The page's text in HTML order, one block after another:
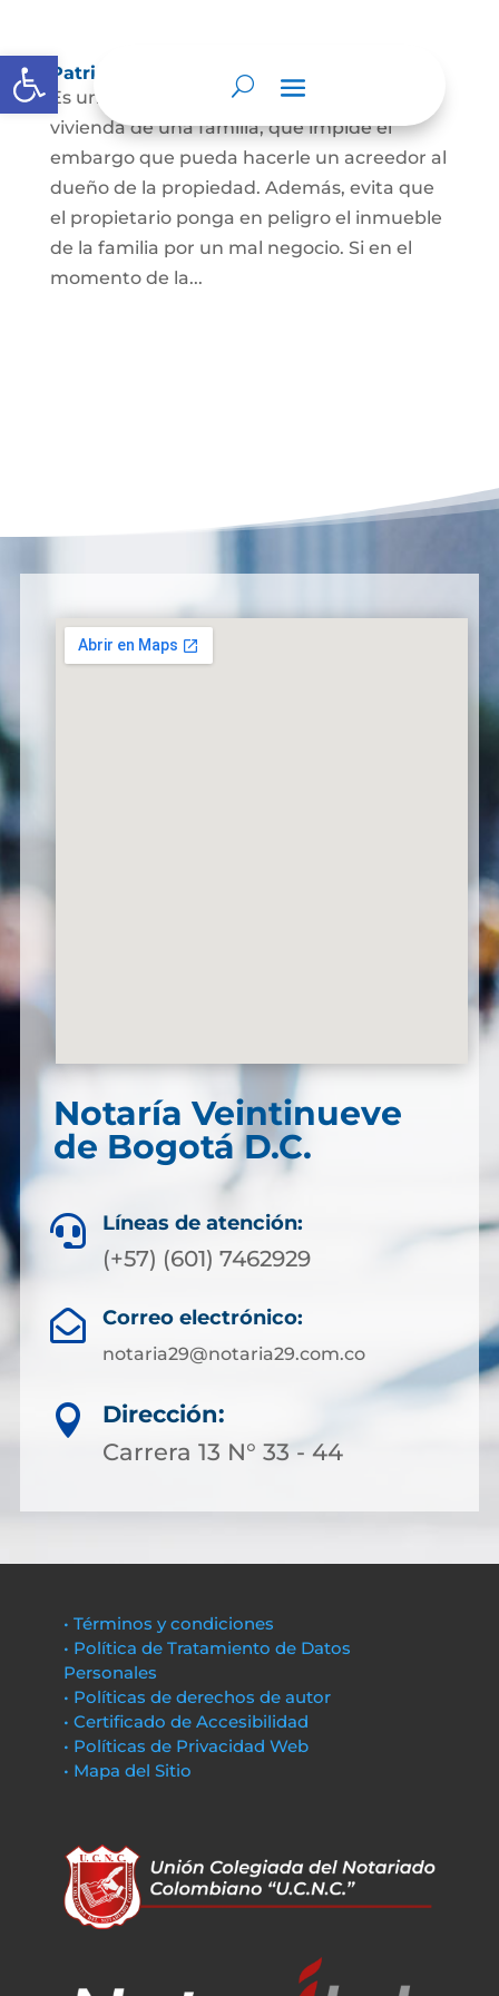
Abrir barra de herramientas
Patrimonio de familia inembargable
Es una clase especial de protección de la
vivienda de una familia, que impide el
embargo que pueda hacerle un acreedor al
dueño de la propiedad. Además, evita que
el propietario ponga en peligro el inmueble
de la familia por un mal negocio. Si en el
momento de la...
Notaría Veintinueve
de Bogotá D.C.
 Líneas de atención:
(+57) (601) 7462929
 Correo electrónico:
notaria29@notaria29.com.co

Dirección:
Carrera 13 N° 33 - 44
• Términos y condiciones
• Política de Tratamiento de Datos
Personales
• Políticas de derechos de autor
• Certificado de Accesibilidad
• Políticas de Privacidad Web
• Mapa del Sitio